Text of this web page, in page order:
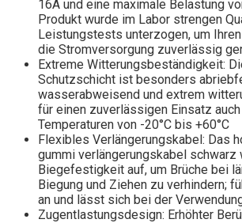
16A und eine maximale Belastung
Produkt wurde im Labor strengen
Leistungstests unterzogen, um
die Stromversorgung zuverlässig
Extreme Witterungsbeständigkeit:
Schutzschicht ist besonders
wasserabweisend und extrem
für einen zuverlässigen Einsatz
Temperaturen von -20°C bis +60°C
Flexibles Verlängerungskabel: Das
gummi verlängerungskabel
Biegefestigkeit auf, um Brüche bei
Biegung und Ziehen zu verhindern;
an und lässt sich bei der
Zugentlastungsdesign: Erhöhter